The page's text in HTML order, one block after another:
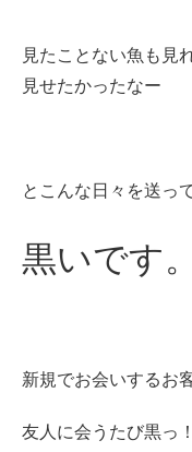
見たことない魚も見
見せたかったなー
とこんな日々を送っ
黒いです。
新規でお会いするお
友人に会うたび黒っ